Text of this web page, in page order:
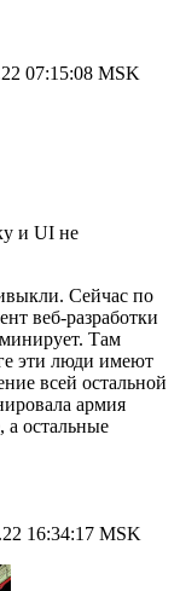
07:15:08 MSK
и UI не
Сейчас по
веб-разработки
Там
эти люди имеют
всей остальной
армия
а остальные
16:34:17 MSK